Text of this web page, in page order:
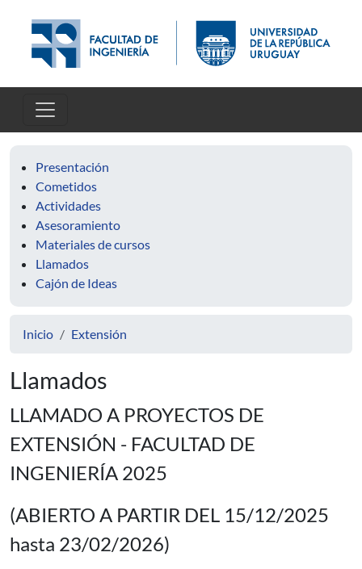
Presentación
Cometidos
Actividades
Asesoramiento
Materiales de cursos
Llamados
Cajón de Ideas
Inicio Extensión
Llamados
LLAMADO A PROYECTOS DE
EXTENSIÓN - FACULTAD DE
INGENIERÍA 2025
(ABIERTO A PARTIR DEL 15/12/2025
hasta 23/02/2026)